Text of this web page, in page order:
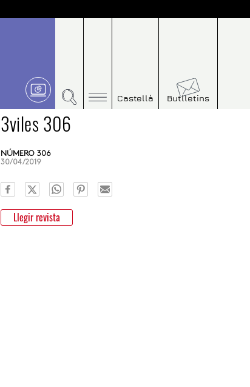
Castellà Butlletins
3viles 306
NÚMERO 306
30/04/2019
Llegir revista